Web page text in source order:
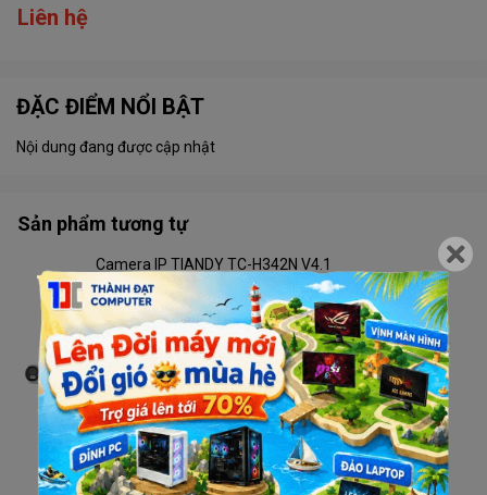
Liên hệ
ĐẶC ĐIỂM NỔI BẬT
Nội dung đang được cập nhật
Sản phẩm tương tự
Camera IP TIANDY TC-H342N V4.1
Liên hệ
Camera TIANDY TC-C32RN V4.2 Wifi
Liên hệ
Camera TIANDY TC-H333N V4.2 Wifi
Liên hệ